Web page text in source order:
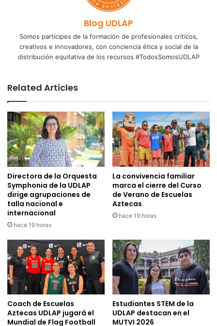
Blog UDLAP
Somos partícipes de la formación de profesionales críticos,
creativos e innovadores, con conciencia ética y social de la
distribución equitativa de los recursos #TodosSomosUDLAP
Related Articles
Directora de la Orquesta
Symphonia de la UDLAP
dirige agrupaciones de
talla nacional e
internacional
hace 19 horas
La convivencia familiar
marca el cierre del Curso
de Verano de Escuelas
Aztecas
hace 19 horas
Coach de Escuelas
Aztecas UDLAP jugará el
Mundial de Flag Football
Estudiantes STEM de la
UDLAP destacan en el
MUTVI 2026